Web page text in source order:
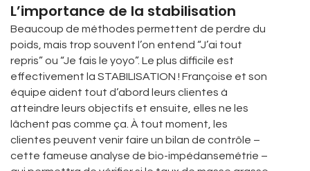
L’importance de la stabilisation
Beaucoup de méthodes permettent de perdre du
poids, mais trop souvent l’on entend “J’ai tout
repris” ou “Je fais le yoyo”. Le plus difficile est
effectivement la STABILISATION ! Françoise et son
équipe aident tout d’abord leurs clientes à
atteindre leurs objectifs et ensuite, elles ne les
lâchent pas comme ça. À tout moment, les
clientes peuvent venir faire un bilan de contrôle –
cette fameuse analyse de bio-impédansemétrie –